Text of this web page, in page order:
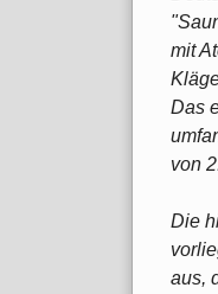
mit
Das
von
Die
aus,